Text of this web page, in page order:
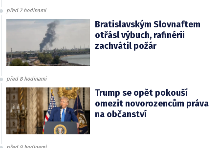
před 7 hodinami
Bratislavským Slovnaftem
otřásl výbuch, rafinérii
zachvátil požár
před 8 hodinami
Trump se opět pokouší
omezit novorozencům práva
na občanství